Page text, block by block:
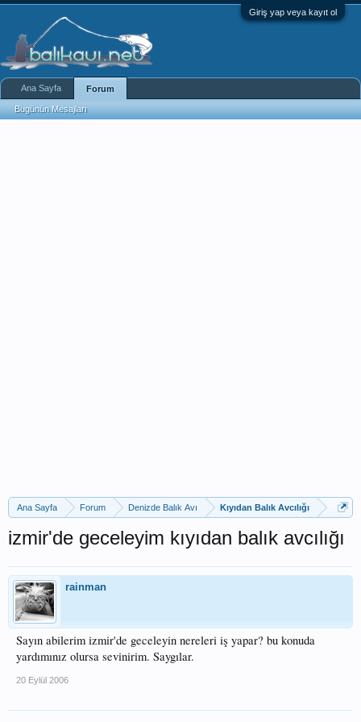
Giriş yap veya kayıt ol
Ana Sayfa Forum Denizde Balık Avı Kıyıdan Balık Avcılığı
izmir'de geceleyim kıyıdan balık avcılığı
rainman
Sayın abilerim izmir'de geceleyin nereleri iş yapar? bu konuda
yardımınız olursa sevinirim. Saygılar.
20 Eylül 2006
Ana Sayfa Forum
Bugünün Mesajları